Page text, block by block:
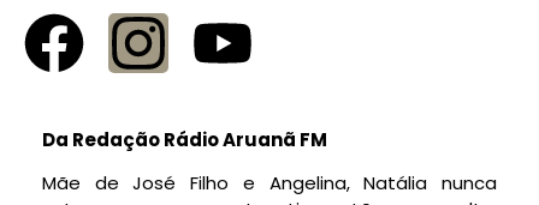
Da Redação Rádio Aruanã FM
Mãe de José Filho e Angelina, Natália nunca